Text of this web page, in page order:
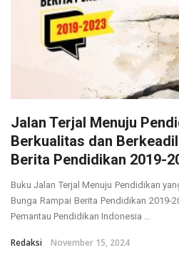
Jalan Terjal Menuju
Berkualitas dan
Berita Pendidikan 2019-
Buku Jalan Terjal Menuju Pendidikan
Bunga Rampai Berita Pendidikan 2019-
Pemantau Pendidikan Indonesia ...
Redaksi November 15, 2024